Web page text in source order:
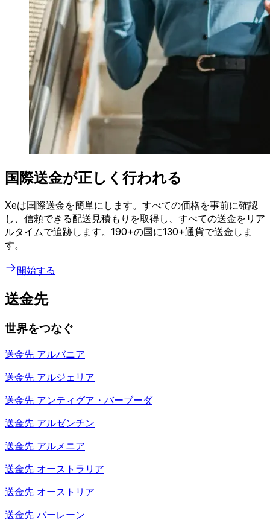
国際送金が正しく行われる
Xeは国際送金を簡単にします。すべての価格を事前に確認
し、信頼できる配送見積もりを取得し、すべての送金をリア
ルタイムで追跡します。190+の国に130+通貨で送金しま
す。
開始する
送金先
世界をつなぐ
送金先 アルバニア
送金先 アルジェリア
送金先 アンティグア・バーブーダ
送金先 アルゼンチン
送金先 アルメニア
送金先 オーストラリア
送金先 オーストリア
送金先 バーレーン